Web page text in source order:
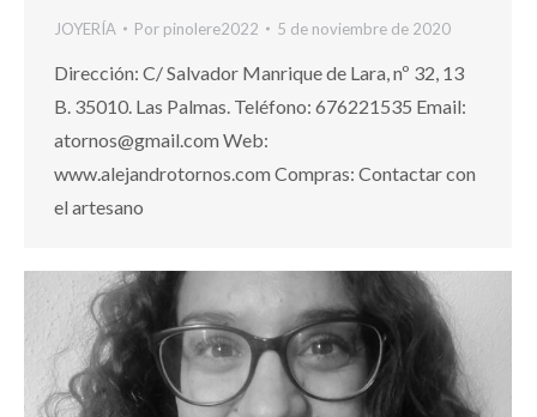
JOYERÍA Por pinolere2022 5 de noviembre de 2020
Dirección: C/ Salvador Manrique de Lara, nº 32, 13
B. 35010. Las Palmas. Teléfono: 676221535 Email:
atornos@gmail.com Web:
www.alejandrotornos.com Compras: Contactar con
el artesano